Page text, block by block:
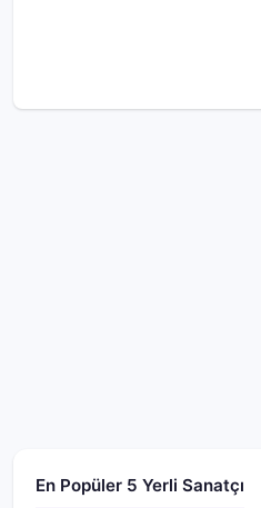
En Popüler 5 Yerli Sanatçı